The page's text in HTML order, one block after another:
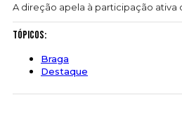
A direção apela à participação
Tópicos:
Braga
Destaque